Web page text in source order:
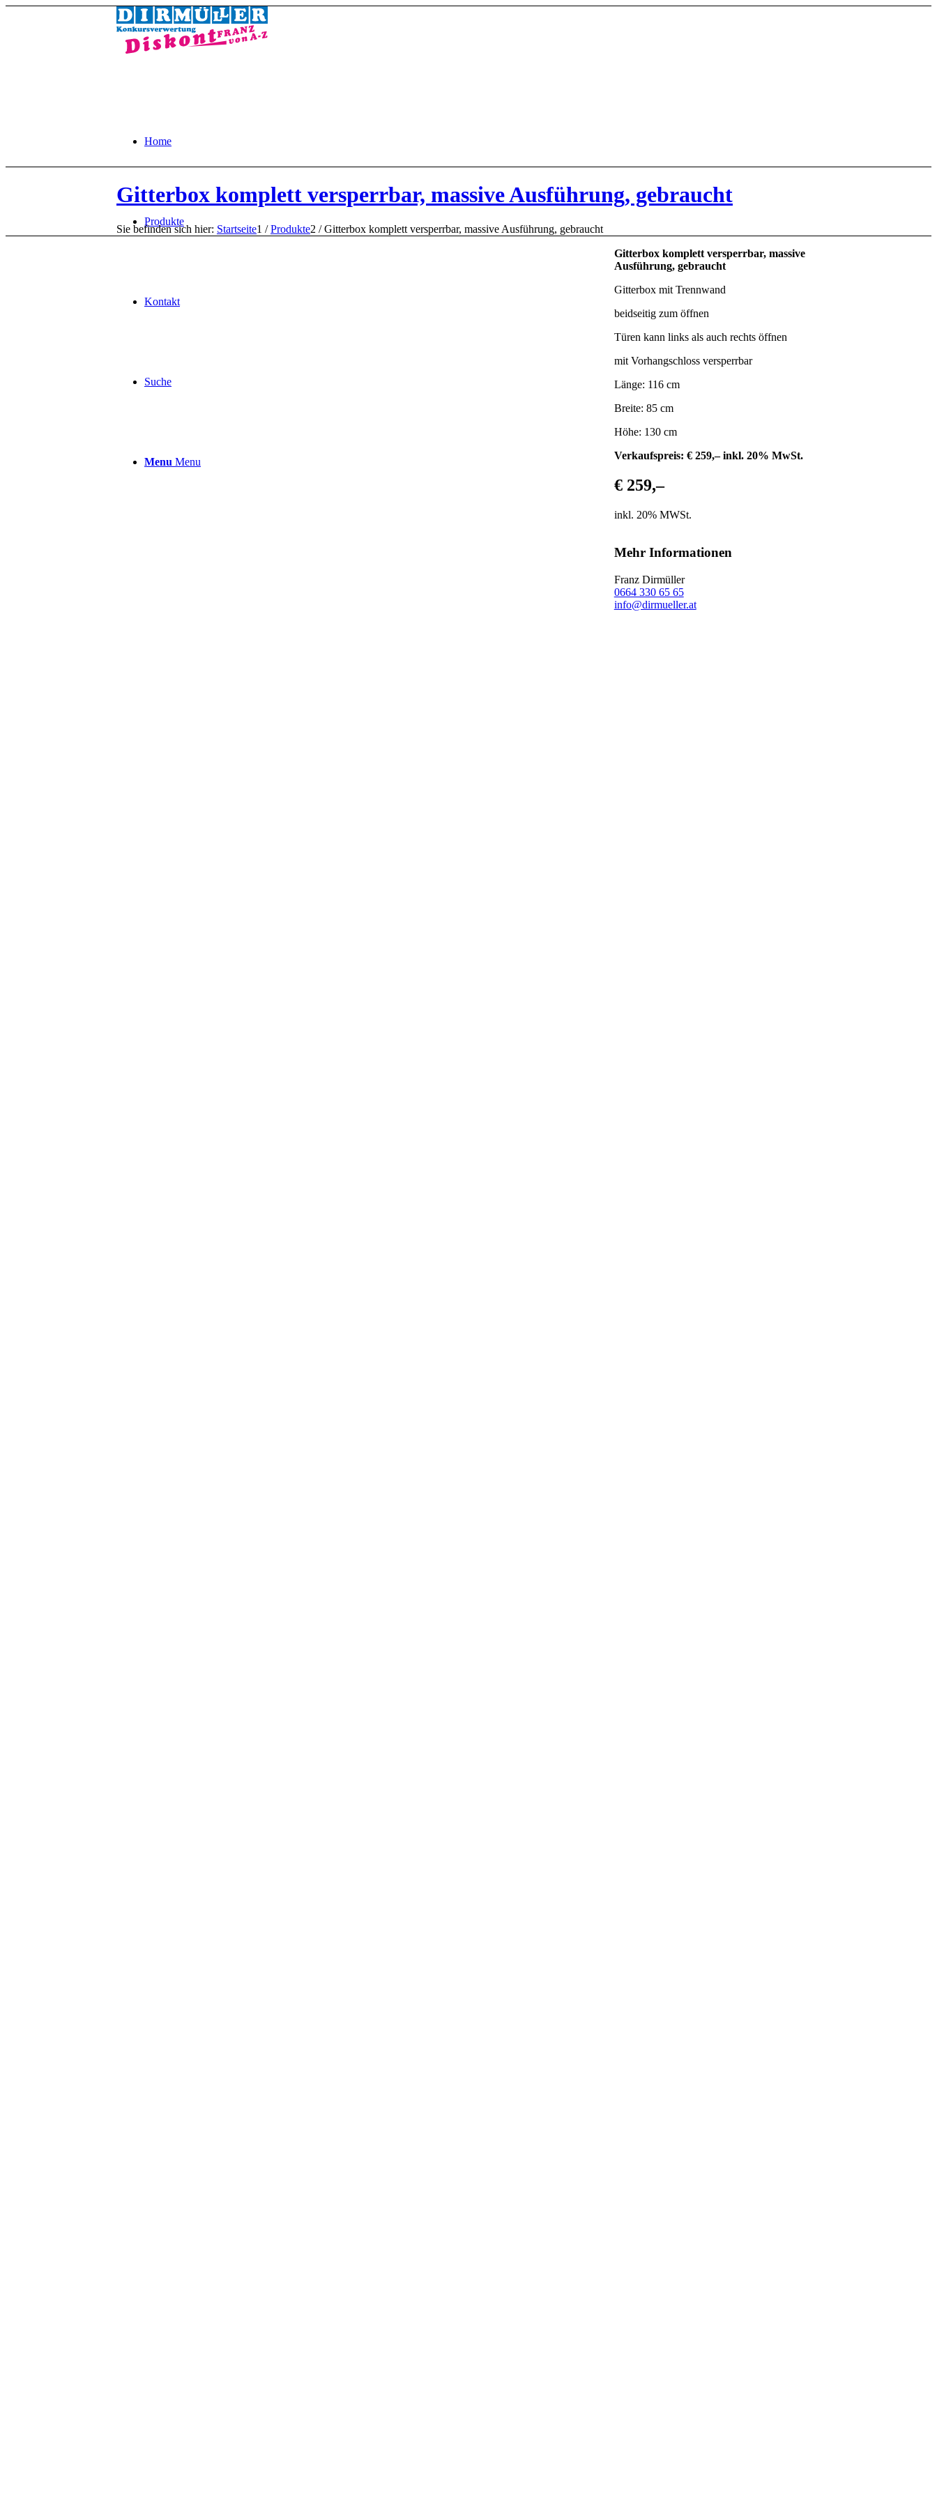
Home
Produkte
Kontakt
Suche
Menu Menu
Gitterbox komplett versperrbar, massive Ausführung, gebraucht
Sie befinden sich hier: Startseite1 / Produkte2 / Gitterbox komplett versperrbar, massive Ausführung, gebraucht
Gitterbox komplett versperrbar, massive
Ausführung, gebraucht
Gitterbox mit Trennwand
beidseitig zum öffnen
Türen kann links als auch rechts öffnen
mit Vorhangschloss versperrbar
Länge: 116 cm
Breite: 85 cm
Höhe: 130 cm
Verkaufspreis: € 259,– inkl. 20% MwSt.
€ 259,–
inkl. 20% MWSt.
Mehr Informationen
Franz Dirmüller
0664 330 65 65
info@dirmueller.at